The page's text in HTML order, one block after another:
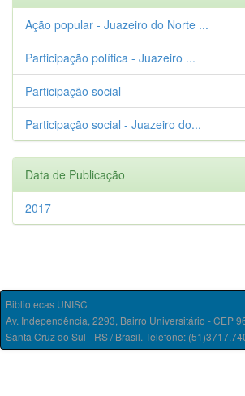
Ação popular - Juazeiro do Norte ...
Participação política - Juazeiro ...
Participação social
Participação social - Juazeiro do...
Data de Publicação
2017
Bibliotecas UNISC
Av. Independência, 2293, Bairro Universitário - CEP
Santa Cruz do Sul - RS / Brasil. Telefone: